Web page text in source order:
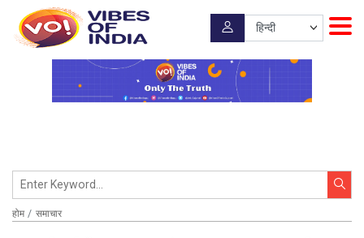
होम समाचार